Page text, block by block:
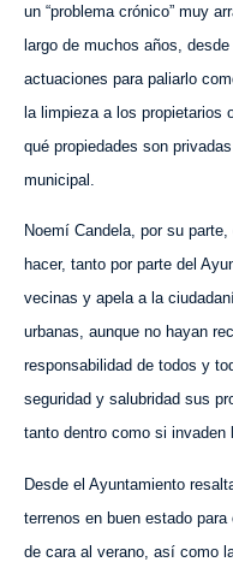
un “problema crónico” muy
largo de muchos años,
actuaciones para paliarlo
la limpieza a los propietarios
qué propiedades son
municipal.
Noemí Candela, por su
hacer, tanto por parte del
vecinas y apela a la
urbanas, aunque no hayan
responsabilidad de todos y
seguridad y salubridad sus
tanto dentro como si invaden
Desde el Ayuntamiento
terrenos en buen estado
de cara al verano, así como